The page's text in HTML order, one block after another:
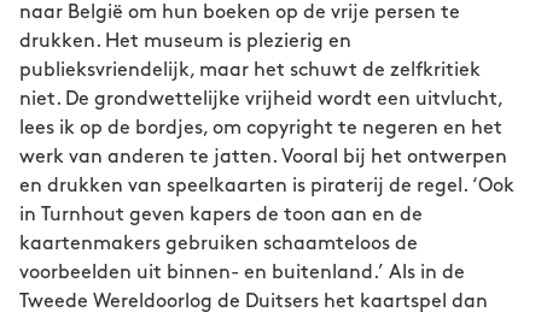
naar België om hun boeken op de vrije persen te
drukken. Het museum is plezierig en
publieksvriendelijk, maar het schuwt de zelfkritiek
niet. De grondwettelijke vrijheid wordt een uitvlucht,
lees ik op de bordjes, om copyright te negeren en het
werk van anderen te jatten. Vooral bij het ontwerpen
en drukken van speelkaarten is piraterij de regel. ‘Ook
in Turnhout geven kapers de toon aan en de
kaartenmakers gebruiken schaamteloos de
voorbeelden uit binnen- en buitenland.’ Als in de
Tweede Wereldoorlog de Duitsers het kaartspel dan